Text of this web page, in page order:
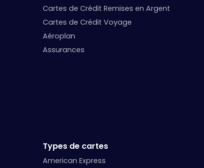
Cartes de Crédit Remises en Argent
Cartes de Crédit Voyage
Aéroplan
Assurances
Types de cartes
American Express